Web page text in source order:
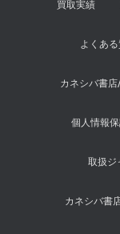
買取実績
よくあ
カネシバ書
個人情報
取扱ジ
カネシバ書